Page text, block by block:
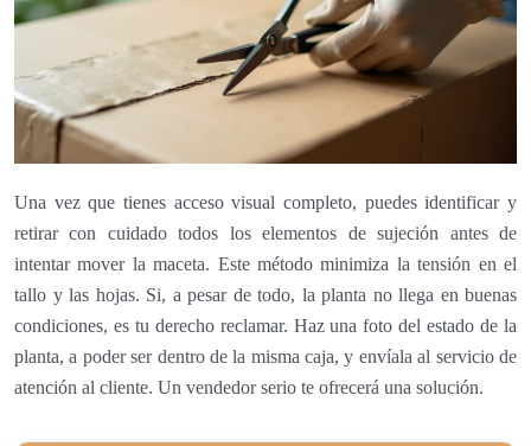
Una vez que tienes acceso visual completo, puedes identificar y
retirar con cuidado todos los elementos de sujeción antes de
intentar mover la maceta. Este método minimiza la tensión en el
tallo y las hojas. Si, a pesar de todo, la planta no llega en buenas
condiciones, es tu derecho reclamar. Haz una foto del estado de la
planta, a poder ser dentro de la misma caja, y envíala al servicio de
atención al cliente. Un vendedor serio te ofrecerá una solución.